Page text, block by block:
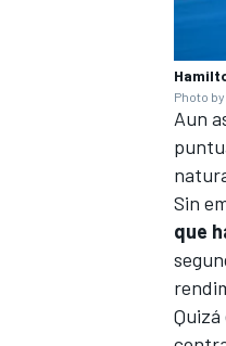
Photo
Aun
Sin
que